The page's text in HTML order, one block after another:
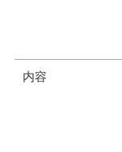
内容